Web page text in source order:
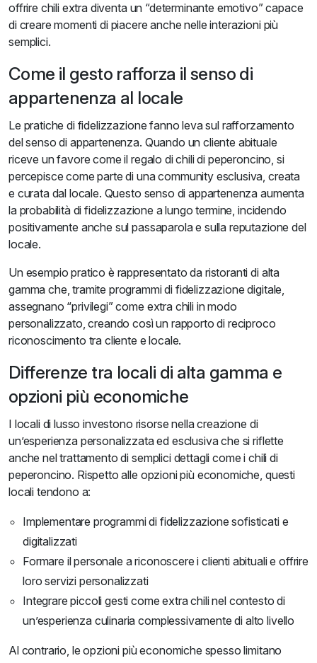
offrire chili extra diventa un “determinante emotivo” capace
di creare momenti di piacere anche nelle interazioni più
semplici.
Come il gesto rafforza il senso di
appartenenza al locale
Le pratiche di fidelizzazione fanno leva sul rafforzamento
del senso di appartenenza. Quando un cliente abituale
riceve un favore come il regalo di chili di peperoncino, si
percepisce come parte di una community esclusiva, creata
e curata dal locale. Questo senso di appartenenza aumenta
la probabilità di fidelizzazione a lungo termine, incidendo
positivamente anche sul passaparola e sulla reputazione del
locale.
Un esempio pratico è rappresentato da ristoranti di alta
gamma che, tramite programmi di fidelizzazione digitale,
assegnano “privilegi” come extra chili in modo
personalizzato, creando così un rapporto di reciproco
riconoscimento tra cliente e locale.
Differenze tra locali di alta gamma e
opzioni più economiche
I locali di lusso investono risorse nella creazione di
un’esperienza personalizzata ed esclusiva che si riflette
anche nel trattamento di semplici dettagli come i chili di
peperoncino. Rispetto alle opzioni più economiche, questi
locali tendono a:
Implementare programmi di fidelizzazione sofisticati e
digitalizzati
Formare il personale a riconoscere i clienti abituali e offrire
loro servizi personalizzati
Integrare piccoli gesti come extra chili nel contesto di
un’esperienza culinaria complessivamente di alto livello
Al contrario, le opzioni più economiche spesso limitano